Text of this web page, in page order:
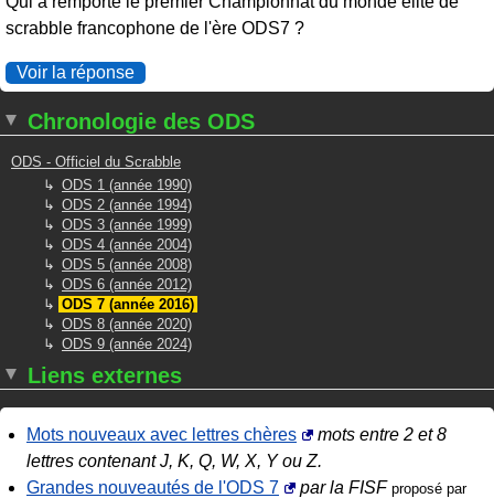
scrabble francophone de l'ère ODS7 ?
Voir la réponse
Chronologie des ODS
ODS - Officiel du Scrabble
ODS 1 (année 1990)
ODS 2 (année 1994)
ODS 3 (année 1999)
ODS 4 (année 2004)
ODS 5 (année 2008)
ODS 6 (année 2012)
ODS 7 (année 2016)
ODS 8 (année 2020)
ODS 9 (année 2024)
Liens externes
Mots nouveaux avec lettres chères
mots entre 2 et 8
lettres contenant J, K, Q, W, X, Y ou Z.
Grandes nouveautés de l'ODS 7
par la FISF proposé par